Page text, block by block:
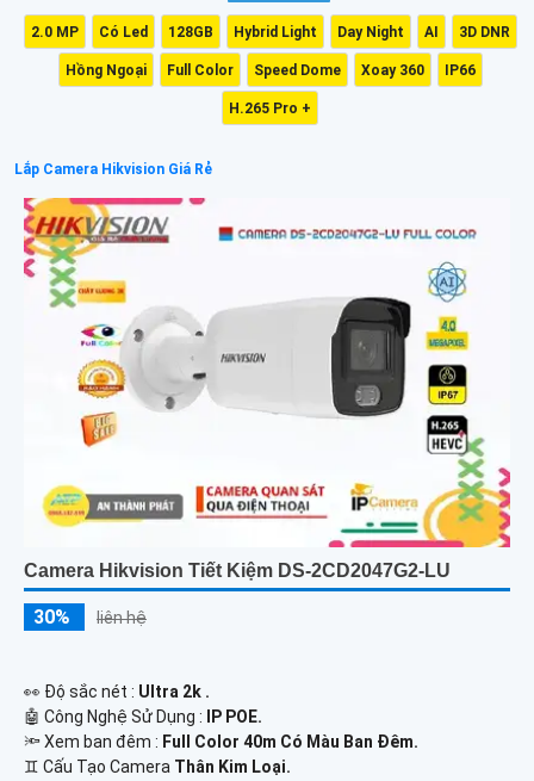
2.0 MP Có Led 128GB Hybrid Light Day Night AI 3D DNR
Hồng Ngoại Full Color Speed Dome Xoay 360 IP66
H.265 Pro +
Lắp Camera Hikvision Giá Rẻ
Camera Hikvision Tiết Kiệm DS-2CD2047G2-LU
30% liên hệ
️👀 Độ sắc nét : Ultra 2k .
🤖️ Công Nghệ Sử Dụng :
IP POE.
🔦 Xem ban đêm : Full Color 40m Có Màu Ban Đêm.
♊ Cấu Tạo Camera Thân Kim Loại.